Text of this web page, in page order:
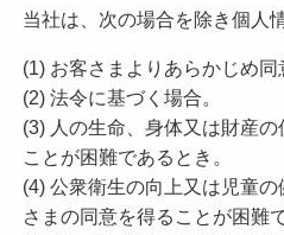
当社は、次の場合を除き個人
(1) お客さまよりあらかじめ同
(2) 法令に基づく場合。
(3) 人の生命、身体又は財産
ことが困難であるとき。
(4) 公衆衛生の向上又は児童
さまの同意を得ることが困難